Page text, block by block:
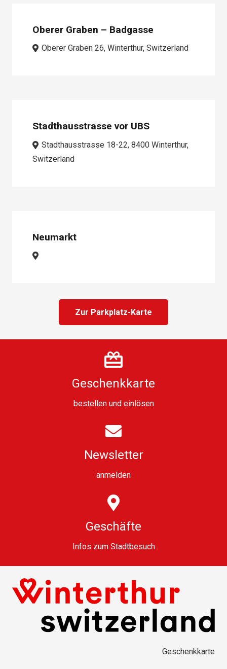
Oberer Graben – Badgasse
Oberer Graben 26, Winterthur, Switzerland
Stadthausstrasse vor UBS
Stadthausstrasse 18-22, 8400 Winterthur,
Switzerland
Neumarkt
Zur Parkplatz-Karte
Geschenkkarte
bestellenund einlösen
Newsletter
anmelden
Geschäfte
Infos zum Stadtbesuch
Geschenkkarte